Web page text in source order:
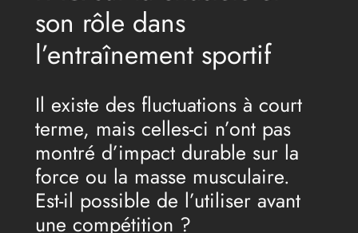
son rôle dans
l’entraînement sportif
Il existe des fluctuations à court
terme, mais celles-ci n’ont pas
montré d’impact durable sur la
force ou la masse musculaire.
Est-il possible de l’utiliser avant
une compétition ?